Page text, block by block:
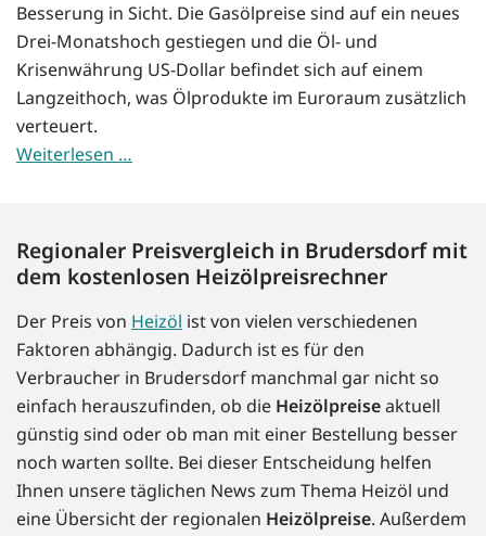
Besserung in Sicht. Die Gasölpreise sind auf ein neues
Drei-Monatshoch gestiegen und die Öl- und
Krisenwährung US-Dollar befindet sich auf einem
Langzeithoch, was Ölprodukte im Euroraum zusätzlich
verteuert.
Weiterlesen …
Regionaler Preisvergleich in Brudersdorf mit
dem kostenlosen Heizölpreisrechner
Der Preis von Heizöl ist von vielen verschiedenen
Faktoren abhängig. Dadurch ist es für den
Verbraucher in Brudersdorf manchmal gar nicht so
einfach herauszufinden, ob die Heizölpreiseaktuell
günstig sind oder ob man mit einer Bestellung besser
noch warten sollte. Bei dieser Entscheidung helfen
Ihnen unsere täglichen News zum Thema Heizöl und
eine Übersicht der regionalen Heizölpreise. Außerdem